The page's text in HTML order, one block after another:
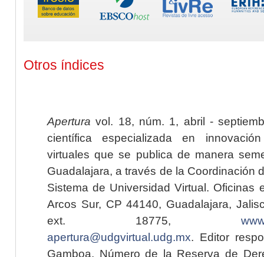
Otros índices
Apertura vol. 18, núm. 1, abril -
científica especializada en
virtuales que se publica de manera
Guadalajara, a través de la Coordinación
Sistema de Universidad Virtual. Oficinas
Arcos Sur, CP 44140, Guadalajara,
ext. 18775,
apertura@udgvirtual.udg.mx. Editor
Gamboa. Número de la Reserva de